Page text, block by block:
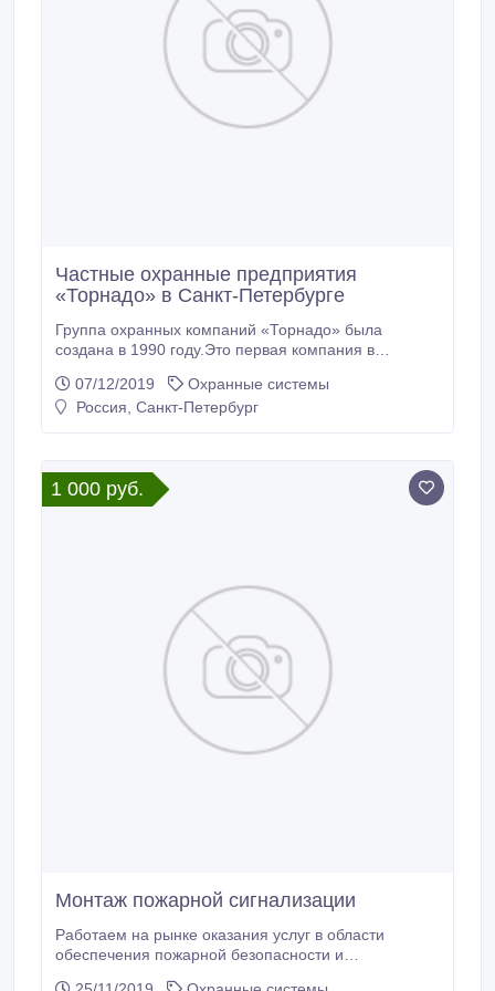
Частные охранные предприятия
«Торнадо» в Санкт-Петербурге
Группа охранных компаний «Торнадо» была
создана в 1990 году.Это первая компания в
пульт централизованной охраны и разбившая,
таким образом, монополию «Вневедомственной
учениками.
07/12/2019
Охранные системы
Россия, Санкт-Петербург
1 000 руб.
Монтаж пожарной сигнализации
Работаем на рынке оказания услуг в области
обеспечения пожарной безопасности и